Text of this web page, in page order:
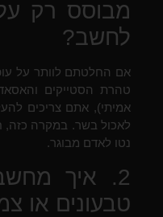
מבוסס רק
לחשב?
אם החלטתם לוותר על
טהרת הסטייקים
אמיתי), אתם צריכים
נטו לאדם מבוגר.
2. איך
טבעונים או